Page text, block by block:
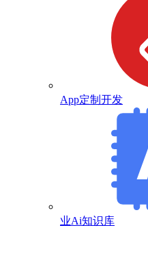
App定制开发
业Ai知识库